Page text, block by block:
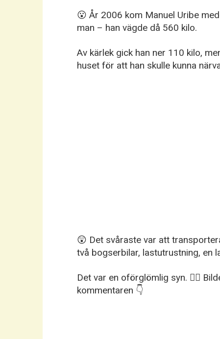
😮 År 2006 kom Manuel Uribe
man – han vägde då 560 kilo.
Av kärlek gick han ner 110 kilo,
huset för att han skulle kunna
😲 Det svåraste var att
två bogserbilar, lastutrustning, en
Det var en oförglömlig syn. 😵‍💫
kommentaren 👇